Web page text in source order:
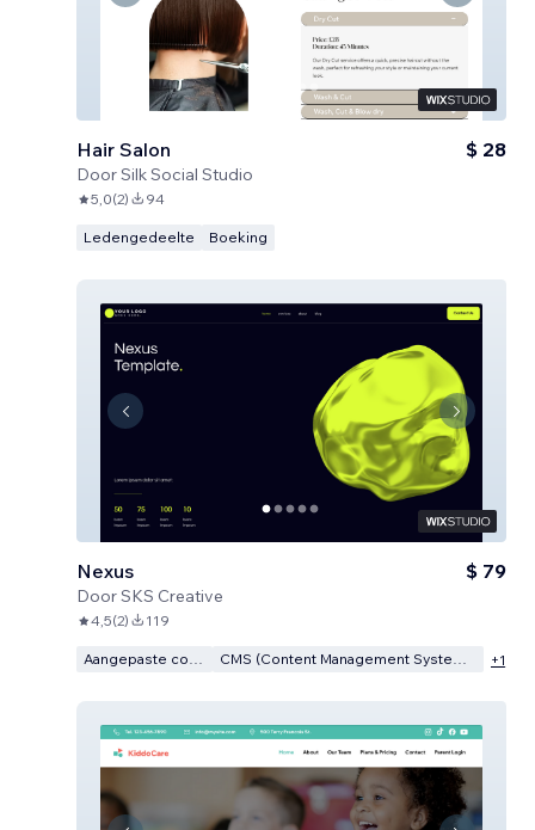
Hair Salon
DoorSilk Social Studio
$ 28
5,0(2) 94
Ledengedeelte Boeking
Nexus
DoorSKS Creative
$ 79
4,5(2) 119
Aangepaste code CMS (Content Management Systeem) +1